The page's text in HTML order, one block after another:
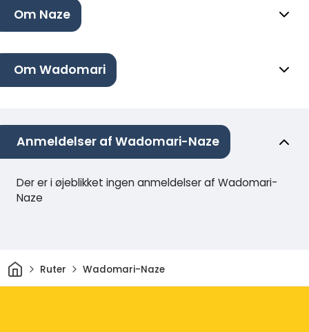
Om Naze
Om Wadomari
Anmeldelser af Wadomari-Naze
Der er i øjeblikket ingen anmeldelser af Wadomari-
Naze
HjemRuter Wadomari-Naze